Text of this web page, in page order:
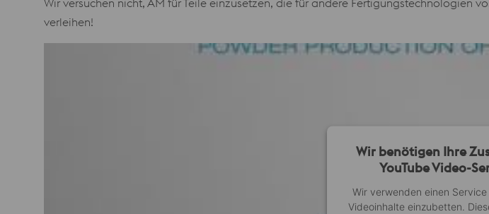
Wir versuchen nicht, AM für Teile einzusetzen, die für andere Fertigungstechnologien
verleihen!
Wir benötigen Ihre
YouTube Video-
Wir verwenden einen
Videoinhalte einzubetten.